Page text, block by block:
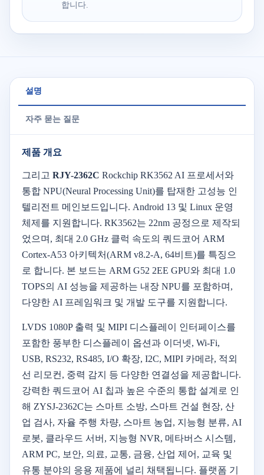
합니다.
설명
자주 묻는 질문
제품 개요
그리고 RJY-2362C Rockchip RK3562 AI 프로세서와
통합 NPU(Neural Processing Unit)를 탑재한 고성능 인
텔리전트 메인보드입니다. Android 13 및 Linux 운영
체제를 지원합니다. RK3562는 22nm 공정으로 제작되
었으며, 최대 2.0 GHz 클럭 속도의 쿼드코어 ARM
Cortex-A53 아키텍처(ARM v8.2-A, 64비트)를 특징으
로 합니다. 본 보드는 ARM G52 2EE GPU와 최대 1.0
TOPS의 AI 성능을 제공하는 내장 NPU를 포함하며,
다양한 AI 프레임워크 및 개발 도구를 지원합니다.
LVDS 1080P 출력 및 MIPI 디스플레이 인터페이스를
포함한 풍부한 디스플레이 옵션과 이더넷, Wi-Fi,
USB, RS232, RS485, I/O 확장, I2C, MIPI 카메라, 적외
선 리모컨, 중력 감지 등 다양한 연결성을 제공합니다.
강력한 쿼드코어 AI 칩과 높은 수준의 통합 설계로 인
해 ZYSJ-2362C는 스마트 소방, 스마트 건설 현장, 산
업 검사, 자율 주행 차량, 스마트 농업, 지능형 분류, AI
로봇, 클라우드 서버, 지능형 NVR, 메타버스 시스템,
ARM PC, 보안, 의료, 교통, 금융, 산업 제어, 교육 및
유통 분야의 응용 제품에 널리 채택됩니다. 플랫폼 기